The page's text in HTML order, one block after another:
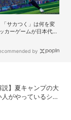
「サカつく」は何を変
カーゲームが日本代表
by
説】夏キャンプの大
がやっているシン